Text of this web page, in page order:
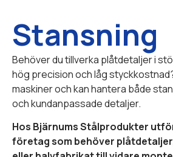
Stansning
Behöver du tillverka plåtdetaljer i
hög precision och låg
maskiner och kan hantera både
och kundanpassade detaljer.
Hos Bjärnums Stålprodukter
företag som behöver